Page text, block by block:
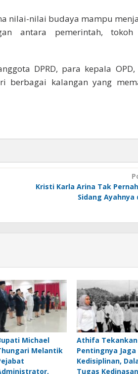
nilai-nilai budaya mampu
antara pemerintah,
DPRD, para kepala
berbagai kalangan yang
Kristi Karla Arina Tak
Sidang Ayahnya
Michael
Melantik
Athifa Tekankan
Pentingnya Jaga
Kedisiplinan,
Tugas Kedinasan